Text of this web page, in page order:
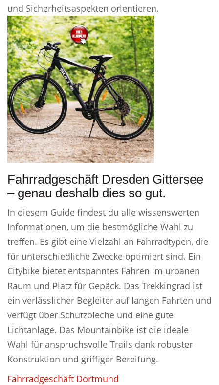
und Sicherheitsaspekten orientieren.
Fahrradgeschäft Dresden Gittersee
– genau deshalb dies so gut.
In diesem Guide findest du alle wissenswerten
Informationen, um die bestmögliche Wahl zu
treffen. Es gibt eine Vielzahl an Fahrradtypen, die
für unterschiedliche Zwecke optimiert sind. Ein
Citybike bietet entspanntes Fahren im urbanen
Raum und Platz für Gepäck. Das Trekkingrad ist
ein verlässlicher Begleiter auf langen Fahrten und
verfügt über Schutzbleche und eine gute
Lichtanlage. Das Mountainbike ist die ideale
Wahl für anspruchsvolle Trails dank robuster
Konstruktion und griffiger Bereifung.
Fahrradgeschäft Dortmund